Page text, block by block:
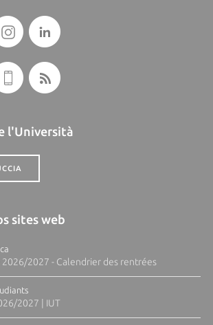
l'Università
sites web
2027 - Calendrier des rentrées
2027 | IUT